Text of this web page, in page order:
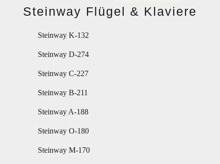
Steinway Flügel & Klaviere
Steinway K-132
Steinway D-274
Steinway C-227
Steinway B-211
Steinway A-188
Steinway O-180
Steinway M-170